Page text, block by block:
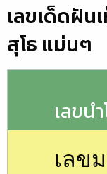
เลขเด็ดฝั
สุโธ แม่นๆ
เลขน
เลข